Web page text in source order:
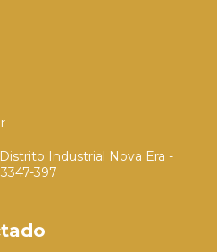
Industrial Nova Era -
397